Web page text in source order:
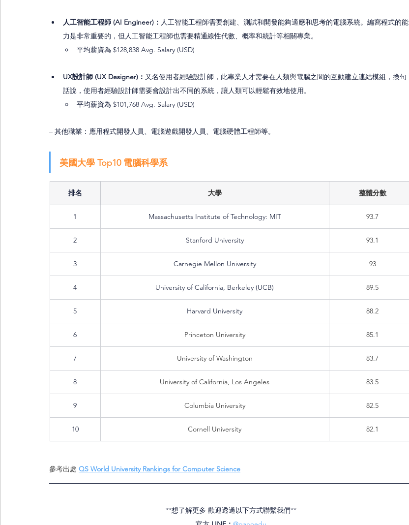
人工智能工程師 (AI Engineer)： 人工智能工程師需要創建、測試和開發能夠適應和思考的電腦系統。編寫程式的能
力是非常重要的，但人工智能工程師也需要精通線性代數、概率和統計等相關專業。
平均薪資為 $128,838 Avg. Salary (USD)
UX設計師 (UX Designer)： 又名使用者經驗設計師，此專業人才需要在人類與電腦之間的互動建立連結模組，換句
話說，使用者經驗設計師需要會設計出不同的系統，讓人類可以輕鬆有效地使用。
平均薪資為 $101,768 Avg. Salary (USD)
– 其他職業：應用程式開發人員、電腦遊戲開發人員、電腦硬體工程師等。
美國大學 Top10 電腦科學系
排名 大學 整體分數
1 Massachusetts Institute of Technology: MIT 93.7
2 Stanford University 93.1
3 Carnegie Mellon University 93
4 University of California, Berkeley (UCB) 89.5
5 Harvard University 88.2
6 Princeton University 85.1
7 University of Washington 83.7
8 University of California, Los Angeles 83.5
9 Columbia University 82.5
10 Cornell University 82.1
參考出處 QS World University Rankings for Computer Science
**想了解更多 歡迎透過以下方式聯繫我們**